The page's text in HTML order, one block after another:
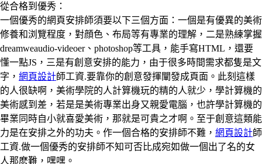
從合格到優秀：
一個優秀的網頁安排師須要以下三個方面：一個是有優異的美術
修養和浏覽程度，對顔色、布局等有專業的理解，二是熟練掌握
dreamweaudio-videoer、photoshop等工具，能手寫HTML，還要
懂一點JS，三是有創意安排的能力，由于很多時間需求都隻是文
字， 網頁設計師工資.要靠你的創意發揮闡發成頁面。此刻這樣
的人很缺啊，美術學院的人計算機玩的精的人就少，學計算機的
美術感到差，若是是美術專業出身又親愛電腦，也許學計算機的
畢業同時自小就喜愛美術，那就是可貴之才啊。至于創意這類能
力是在安排之外的功夫。作一個合格的安排師不難， 網頁設計師
工資.做一個優秀的安排師不知可否比成宛如做一個出了名的女
人那麽難，嘿嘿。